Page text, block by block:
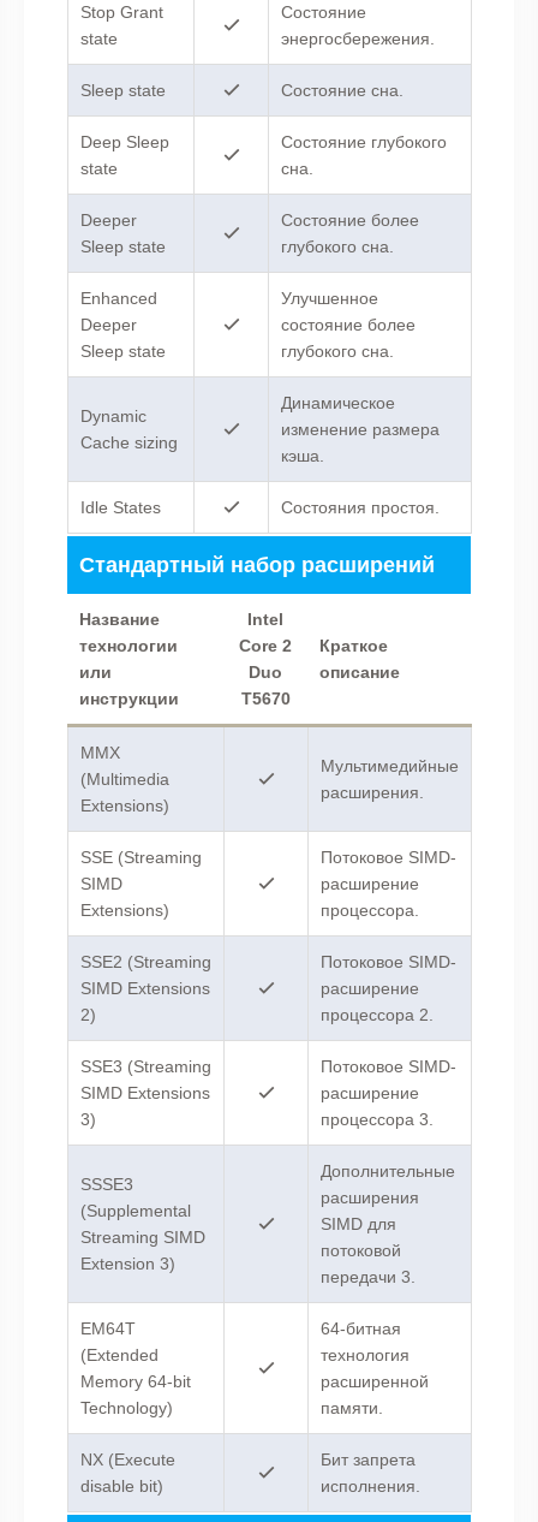
Stop Grant
state
Состояние
энергосбережения.
Sleep state Состояние сна.
Deep Sleep
state
Cостояние глубокого
сна.
Deeper
Sleep state
Cостояние более
глубокого сна.
Enhanced
Deeper
Sleep state
Улучшенное
состояние более
глубокого сна.
Dynamic
Cache sizing
Динамическое
изменение размера
кэша.
Idle States Состояния простоя.
Стандартный набор расширений
Название
технологии
или
инструкции
Intel
Core 2
Duo
T5670
Краткое
описание
MMX
(Multimedia
Extensions)
Мультимедийные
расширения.
SSE (Streaming
SIMD
Extensions)
Потоковое SIMD-
расширение
процессора.
SSE2 (Streaming
SIMD Extensions
2)
Потоковое SIMD-
расширение
процессора 2.
SSE3 (Streaming
SIMD Extensions
3)
Потоковое SIMD-
расширение
процессора 3.
SSSE3
(Supplemental
Streaming SIMD
Extension 3)
Дополнительные
расширения
SIMD для
потоковой
передачи 3.
EM64T
(Extended
Memory 64-bit
Technology)
64-битная
технология
расширенной
памяти.
NX (Execute
disable bit)
Бит запрета
исполнения.